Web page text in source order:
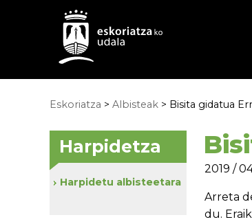
Eskoriatza > Albisteak > Bisita gidatua
2019 /
Arreta
du.
Harpidetza
Harpidetu albisteetara